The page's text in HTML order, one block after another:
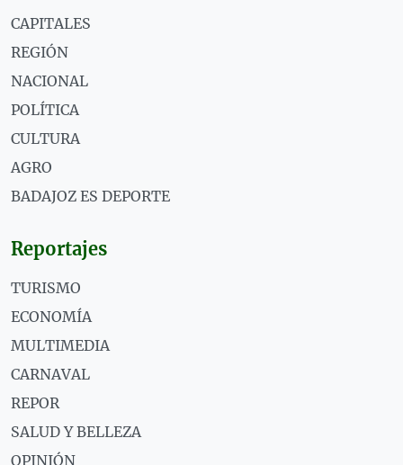
CAPITALES
REGIÓN
NACIONAL
POLÍTICA
CULTURA
AGRO
BADAJOZ ES DEPORTE
Reportajes
TURISMO
ECONOMÍA
MULTIMEDIA
CARNAVAL
REPOR
SALUD Y BELLEZA
OPINIÓN